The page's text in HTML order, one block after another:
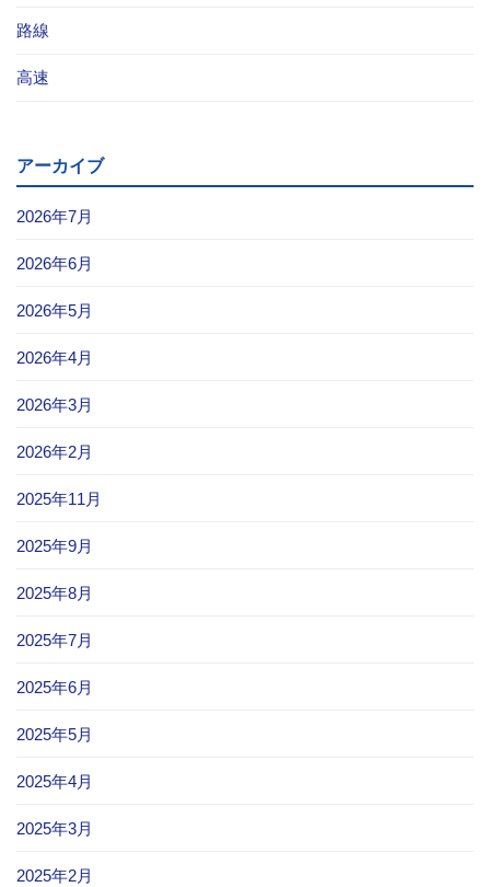
路線
高速
アーカイブ
2026年7月
2026年6月
2026年5月
2026年4月
2026年3月
2026年2月
2025年11月
2025年9月
2025年8月
2025年7月
2025年6月
2025年5月
2025年4月
2025年3月
2025年2月